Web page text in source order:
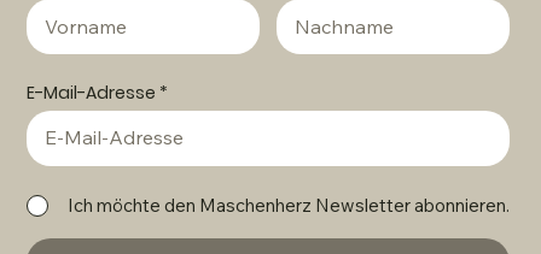
E-Mail-Adresse
Ich möchte den Maschenherz Newsletter abonnieren.